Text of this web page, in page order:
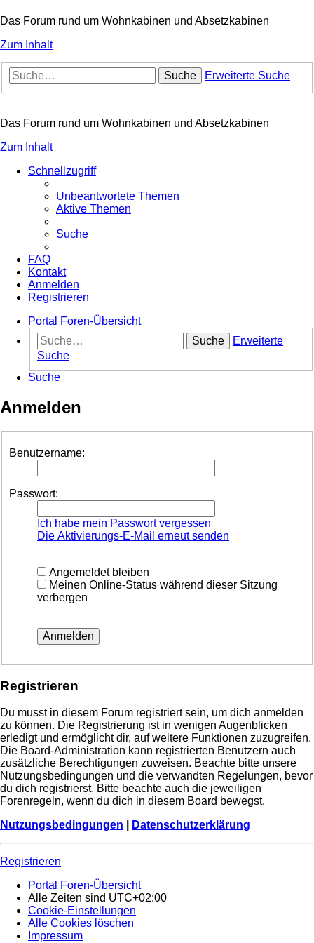
Das Forum rund um Wohnkabinen und Absetzkabinen
Zum Inhalt
Suche Erweiterte Suche
Das Forum rund um Wohnkabinen und Absetzkabinen
Zum Inhalt
Schnellzugriff
Unbeantwortete Themen
Aktive Themen
Suche
FAQ
Kontakt
Anmelden
Registrieren
Portal
Foren-Übersicht
Suche
Erweiterte
Suche
Suche
Anmelden
Benutzername:
Passwort:
Ich habe mein Passwort vergessen
Die Aktivierungs-E-Mail erneut senden
Angemeldet bleiben
Meinen Online-Status während dieser Sitzung
verbergen
Registrieren
Du musst in diesem Forum registriert sein, um dich anmelden
zu können. Die Registrierung ist in wenigen Augenblicken
erledigt und ermöglicht dir, auf weitere Funktionen zuzugreifen.
Die Board-Administration kann registrierten Benutzern auch
zusätzliche Berechtigungen zuweisen. Beachte bitte unsere
Nutzungsbedingungen und die verwandten Regelungen, bevor
du dich registrierst. Bitte beachte auch die jeweiligen
Forenregeln, wenn du dich in diesem Board bewegst.
Nutzungsbedingungen
Datenschutzerklärung
Registrieren
Portal Foren-Übersicht
Alle Zeiten sind UTC+02:00
Cookie-Einstellungen
Alle Cookies löschen
Impressum